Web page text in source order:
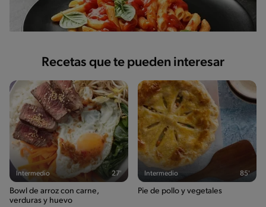
Recetas que te pueden interesar
Intermedio 27'
Bowl de arroz con carne,
verduras y huevo
Intermedio 85'
Pie de pollo y vegetales